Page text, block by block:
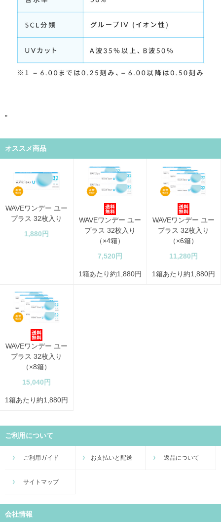
"
オススメ商品
WAVEワンデー ユー
プラス 32枚入り
1,880円
WAVEワンデー ユー
プラス 32枚入り
（×4箱）
7,520円
1箱あたり約1,880円
WAVEワンデー ユー
プラス 32枚入り
（×6箱）
11,280円
1箱あたり約1,880円
WAVEワンデー ユー
プラス 32枚入り
（×8箱）
15,040円
1箱あたり約1,880円
ご利用について
ご利用ガイド お支払いと配送 返品について
サイトマップ
会社情報